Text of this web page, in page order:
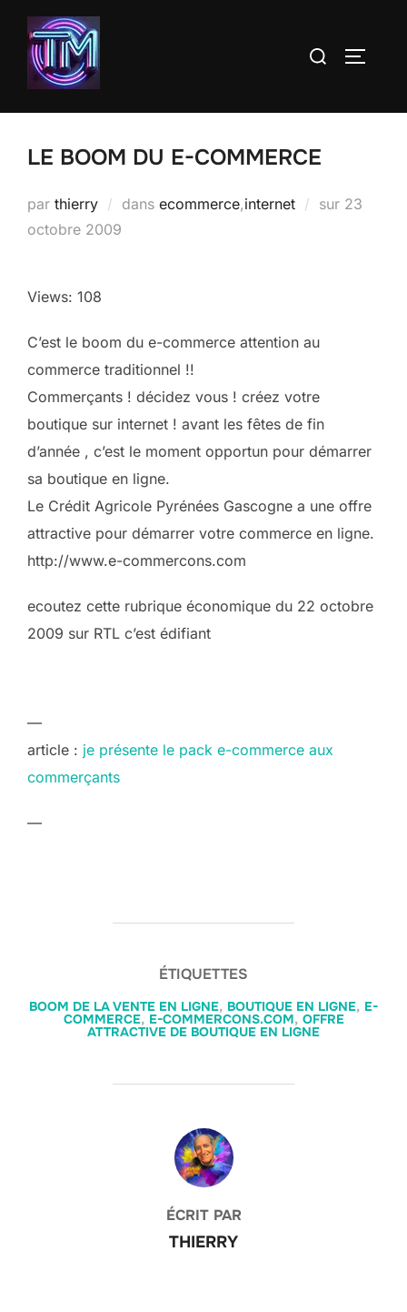
Aller
contenu
Rechercher :
LE BOOM DU E-COMMERCE
par thierry dans ecommerce,internet sur Publié
23
octobre 2009
Views: 108
C’est le boom du e-commerce attention au
commerce traditionnel !!
Commerçants ! décidez vous ! créez votre
boutique sur internet ! avant les fêtes de fin
d’année , c’est le moment opportun pour démarrer
sa boutique en ligne.
Le Crédit Agricole Pyrénées Gascogne a une offre
attractive pour démarrer votre commerce en ligne.
http://www.e-commercons.com
ecoutez cette rubrique économique du 22 octobre
2009 sur RTL c’est édifiant
—
article : je présente le pack e-commerce aux
commerçants
—
ÉTIQUETTES
BOOM DE LA VENTE EN LIGNE, BOUTIQUE EN LIGNE, E-
COMMERCE, E-COMMERCONS.COM, OFFRE
ATTRACTIVE DE BOUTIQUE EN LIGNE
AUTEUR DE LA PUBLICATION
ÉCRIT PAR
THIERRY